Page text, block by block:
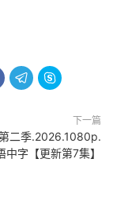
 
下一篇
二季.2026.1080p.
中字【更新第7集】